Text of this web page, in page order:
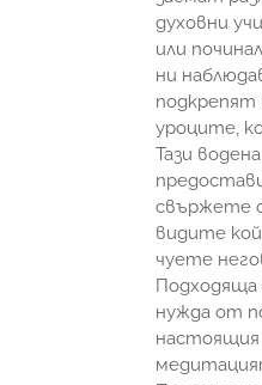
духовни
или
ни
подкрепят
уроците,
Тази
свържете
видите
чуете
Подходяща
нужда от